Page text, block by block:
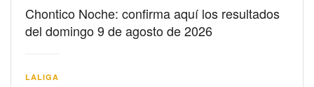
Chontico Noche: confirma aquí los resultados
del domingo 9 de agosto de 2026
LALIGA